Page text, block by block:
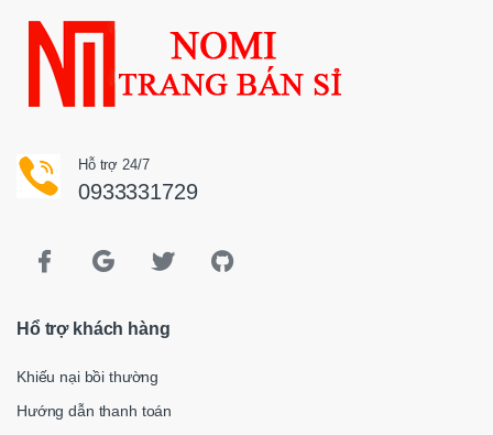
Hỗ trợ 24/7
0933331729
Hổ trợ khách hàng
Khiếu nại bồi thường
Hướng dẫn thanh toán